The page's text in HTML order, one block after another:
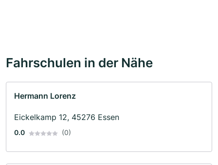
Fahrschulen in der Nähe
Hermann Lorenz
Eickelkamp 12, 45276 Essen
0.0 (0)